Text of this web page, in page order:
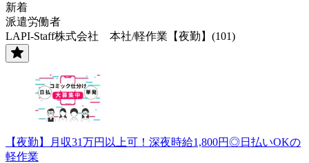
新着
派遣労働者
LAPI-Staff株式会社 本社/軽作業【夜勤】(101)
【夜勤】月収31万円以上可！深夜時給1,800円◎日払いOKの
軽作業